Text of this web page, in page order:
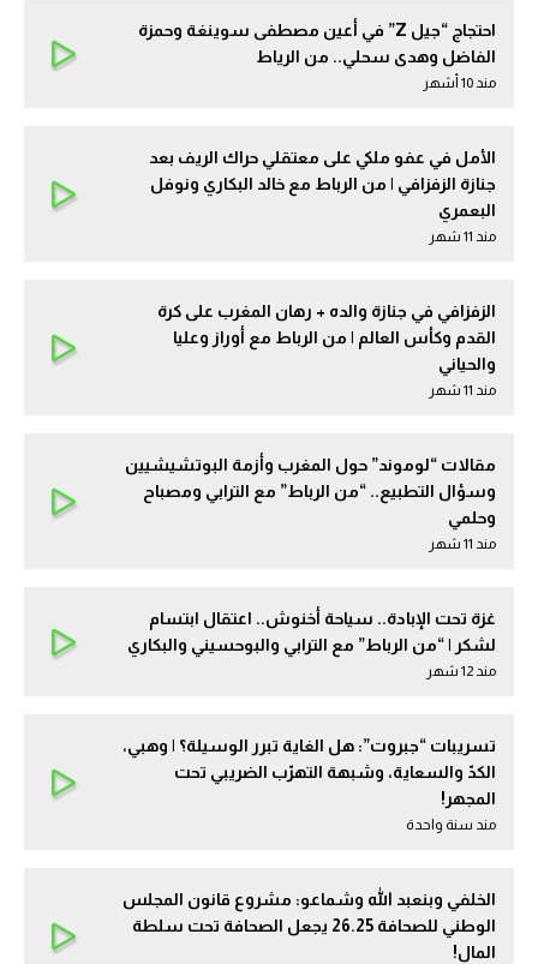
احتجاج “جيل Z” في أعين مصطفى سوينغة وحمزة
الفاضل وهدى سحلي.. من الرياط
مند 10 أشهر
الأمل في عفو ملكي على معتقلي حراك الريف بعد
جنازة الزفزافي | من الرباط مع خالد البكاري ونوفل
البعمري
مند 11 شهر
الزفزافي في جنازة والده + رهان المغرب على كرة
القدم وكأس العالم | من الرباط مع أوراز وعليا
والحياني
مند 11 شهر
مقالات “لوموند” حول المغرب وأزمة البوتشيشيين
وسؤال التطبيع.. “من الرباط” مع الترابي ومصباح
وحلمي
مند 11 شهر
غزة تحت الإبادة.. سياحة أخنوش.. اعتقال ابتسام
لشكر | “من الرباط” مع الترابي والبوحسيني والبكاري
مند 12 شهر
تسريبات “جبروت”: هل الغاية تبرر الوسيلة؟ | وهبي،
الكدّ والسعاية، وشبهة التهرّب الضريبي تحت
المجهر!
مند سنة واحدة
الخلفي وبنعبد الله وشماعو: مشروع قانون المجلس
الوطني للصحافة 26.25 يجعل الصحافة تحت سلطة
المال!